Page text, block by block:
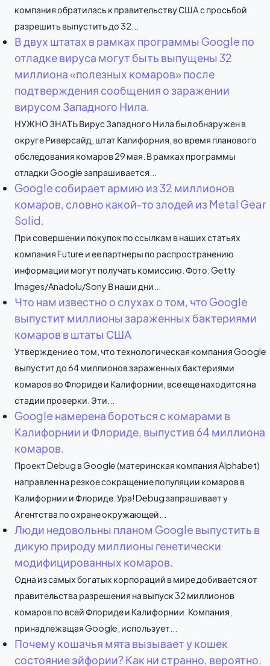
компания обратилась к правительству США с просьбой
разрешить выпустить до 32...
В двух штатах в рамках программы Google по
отладке вируса могут быть выпущены 32
миллиона «полезных комаров» после
подтверждения сообщения о заражении
вирусом Западного Нила.
НУЖНО ЗНАТЬ Вирус Западного Нила был обнаружен в
округе Риверсайд, штат Калифорния, во время планового
обследования комаров 29 мая. В рамках программы
отладки Google запрашивается...
Google собирает армию из 32 миллионов
комаров, словно какой-то злодей из Metal Gear
Solid.
При совершении покупок по ссылкам в наших статьях
компания Future и ее партнеры по распространению
информации могут получать комиссию. Фото: Getty
Images/Anadolu/Sony В наши дни...
Что нам известно о слухах о том, что Google
выпустит миллионы зараженных бактериями
комаров в штаты США
Утверждение о том, что технологическая компания Google
выпустит до 64 миллионов зараженных бактериями
комаров во Флориде и Калифорнии, все еще находится на
стадии проверки. Эти...
Google намерена бороться с комарами в
Калифорнии и Флориде, выпустив 64 миллиона
комаров.
Проект Debug в Google (материнская компания Alphabet)
направлен на резкое сокращение популяции комаров в
Калифорнии и Флориде. Ура! Debug запрашивает у
Агентства по охране окружающей...
Люди недовольны планом Google выпустить в
дикую природу миллионы генетически
модифицированных комаров.
Одна из самых богатых корпораций в мире добивается от
правительства разрешения на выпуск 32 миллионов
комаров по всей Флориде и Калифорнии. Компания,
принадлежащая Google, использует...
Почему кошачья мята вызывает у кошек
состояние эйфории? Как ни странно, вероятно,